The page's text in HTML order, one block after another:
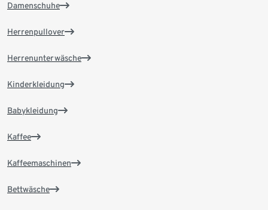
Damenschuhe
Herrenpullover
Herrenunterwäsche
Kinderkleidung
Babykleidung
Kaffee
Kaffeemaschinen
Bettwäsche